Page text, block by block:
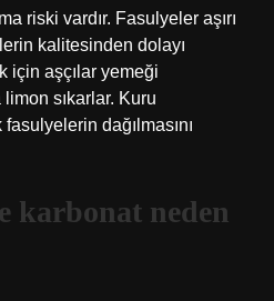
riski vardır. Fasulyeler aşırı
kalitesinden dolayı
için aşçılar yemeği
sıkarlar. Kuru
dağılmasını
karbonat neden